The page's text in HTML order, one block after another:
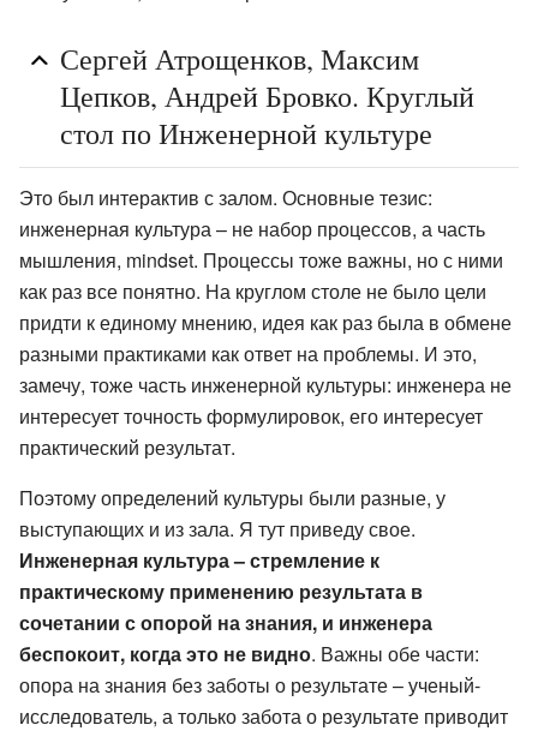
Сергей Атрощенков, Максим
Цепков, Андрей Бровко. Круглый
стол по Инженерной культуре
Это был интерактив с залом. Основные тезис:
инженерная культура – не набор процессов, а часть
мышления, mindset. Процессы тоже важны, но с ними
как раз все понятно. На круглом столе не было цели
придти к единому мнению, идея как раз была в обмене
разными практиками как ответ на проблемы. И это,
замечу, тоже часть инженерной культуры: инженера не
интересует точность формулировок, его интересует
практический результат.
Поэтому определений культуры были разные, у
выступающих и из зала. Я тут приведу свое.
Инженерная культура – стремление к
практическому применению результата в
сочетании с опорой на знания, и инженера
беспокоит, когда это не видно. Важны обе части:
опора на знания без заботы о результате – ученый-
исследователь, а только забота о результате приводит